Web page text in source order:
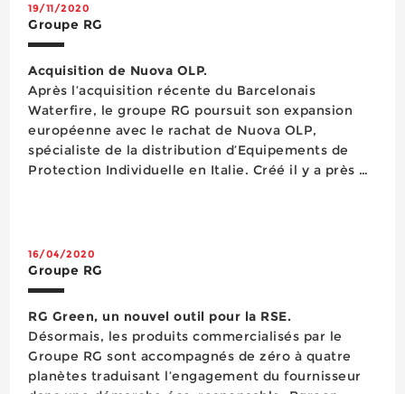
19/11/2020
Groupe RG
Acquisition de Nuova OLP.
Après l’acquisition récente du Barcelonais
Waterfire, le groupe RG poursuit son expansion
européenne avec le rachat de Nuova OLP,
spécialiste de la distribution d’Equipements de
Protection Individuelle en Italie. Créé il y a près de
16/04/2020
Groupe RG
RG Green, un nouvel outil pour la RSE.
Désormais, les produits commercialisés par le
Groupe RG sont accompagnés de zéro à quatre
planètes traduisant l’engagement du fournisseur